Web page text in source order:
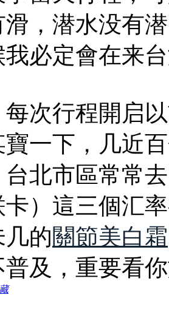
滑，潜水没有
我必定會在来
每次行程開启
寶一下，几近
台北市區常常
卡）這三個汇
几的關節美白霜
普及，重要看